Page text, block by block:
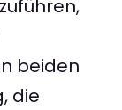
beiden
die